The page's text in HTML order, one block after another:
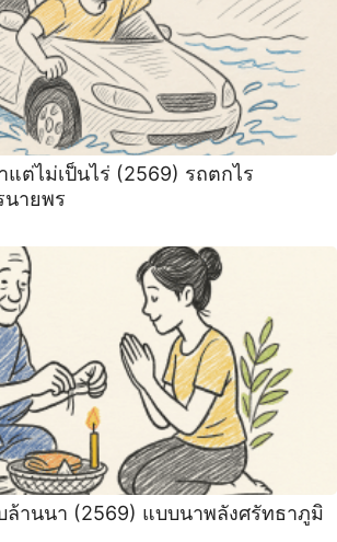
ต่ไม่เป็นไร่ (2569) รถตกไร
นายพร
ล้านนา (2569) ️แบบนาพลังศรัทธาภูมิ